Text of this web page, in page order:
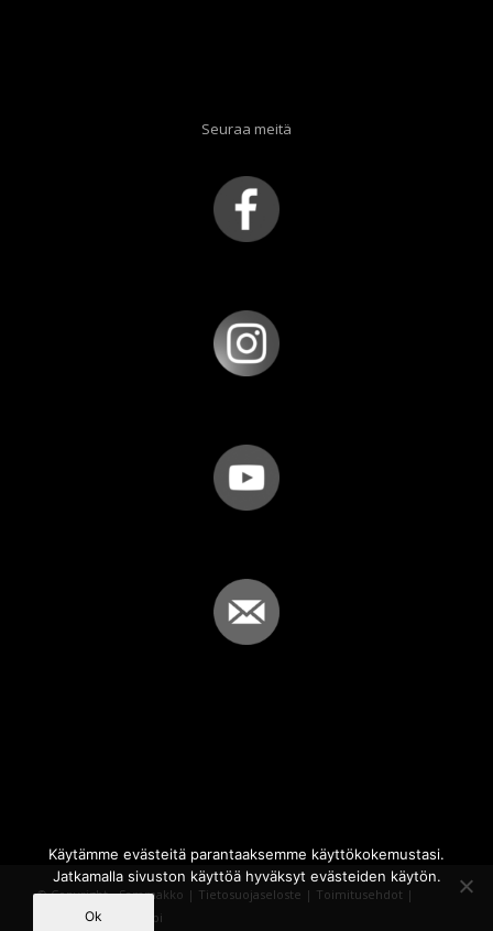
Seuraa meitä
© Copyright - Sammakko | Tietosuojaseloste | Toimitusehdot |
Powered by
iQWebbi
Käytämme evästeitä parantaaksemme käyttökokemustasi.
Jatkamalla sivuston käyttöä hyväksyt evästeiden käytön.
Ok